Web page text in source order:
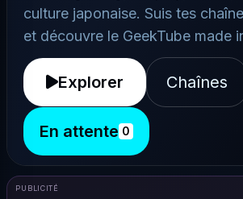
culture japonaise. Suis tes
et découvre le GeekTube made
Explorer Chaînes
En attente 0
PUBLICITÉ